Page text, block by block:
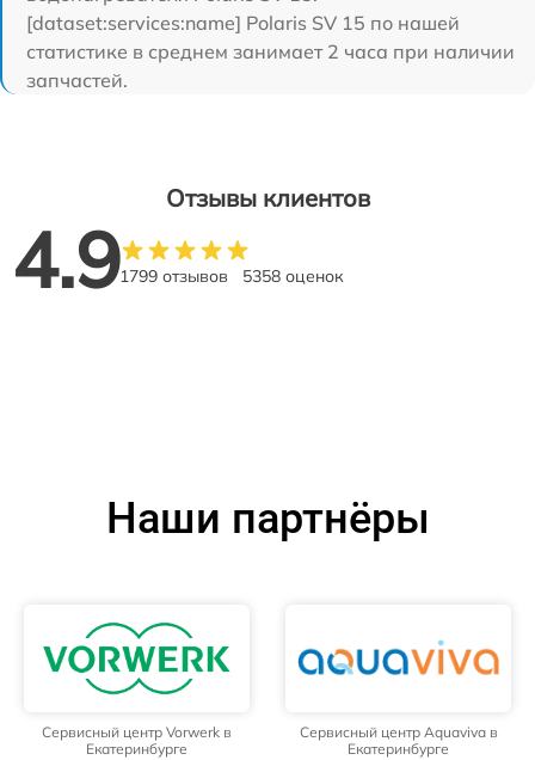
[dataset:services:name] Polaris SV 15 по нашей
статистике в среднем занимает 2 часа при наличии
запчастей.
Отзывы клиентов
4.91799 отзывов 5358 оценок
Наши партнёры
Сервисный центр Vorwerk в
Екатеринбурге
Сервисный центр Aquaviva в
Екатеринбурге